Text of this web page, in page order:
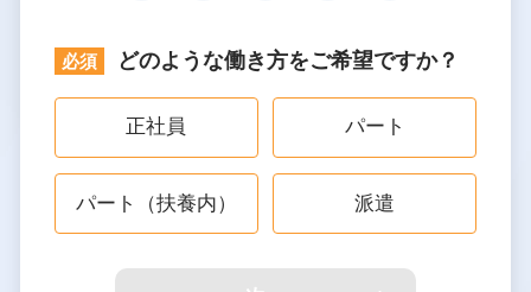
どのような働き方をご希望ですか？
正社員 パート
パート（扶養内） 派遣